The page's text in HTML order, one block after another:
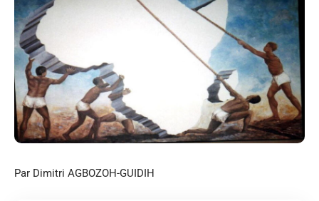
Par Dimitri AGBOZOH-GUIDIH